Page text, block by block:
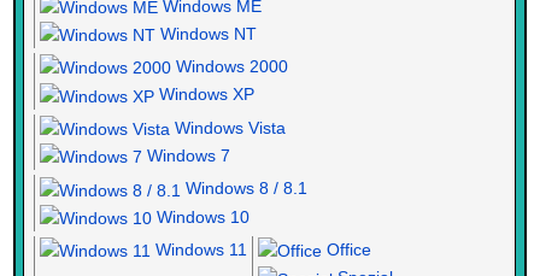
Windows ME
Windows NT
Windows 2000
Windows XP
Windows Vista
Windows 7
Windows 8 / 8.1
Windows 10
Windows 11
Office